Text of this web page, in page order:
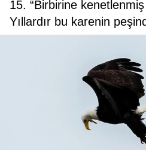
15. “Birbirine
Yıllardır bu karenin